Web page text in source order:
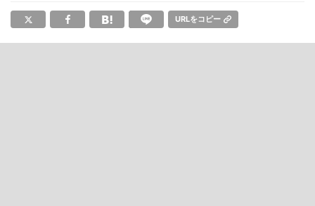
URLをコピー